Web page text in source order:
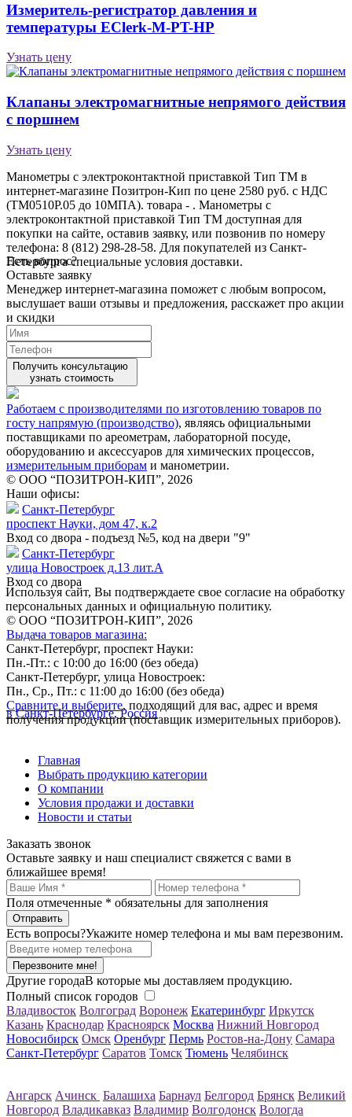
Измеритель-регистратор давления и
температуры EClerk-M-PT-HP
Узнать цену
Клапаны электро­маг­нит­ные непря­мо­го дейст­вия
с порш­нем
Узнать цену
Манометры с электроконтактной приставкой Тип ТМ в
интернет-магазине Позитрон-Кип по цене 2580 руб. с НДС
(ТМ0510Р.05 до 10МПА). товара - . Манометры с
электроконтактной приставкой Тип ТМ доступная для
покупки на сайте, оставив заявку, или позвонив по номеру
телефона: 8 (812) 298-28-58. Для покупателей из Санкт-
Петербурга специальные условия доставки.
Есть вопрос?
Оставьте заявку
Менеджер интернет-магазина поможет с любым вопросом,
выслушает ваши отзывы и предложения, расскажет про акции
и скидки
Получить консультацию
узнать стоимость
Работаем с производителями по изготовлению товаров по
госту напрямую (производство), являясь официальными
поставщиками по ареометрам, лабораторной посуде,
оборудованию и аксессуаров для химических процессов,
измерительным приборам и манометрии.
© ООО “ПОЗИТРОН-КИП”, 2026
Наши офисы:
Санкт-Петербург
проспект Науки, дом 47, к.2
Вход со двора - подъезд №5, код на двери "9"
Санкт-Петербург
улица Новостроек д.13 лит.А
Вход со двора
Используя сайт, Вы подтверждаете свое согласие на обработку
персональных данных и официальную политику.
© ООО “ПОЗИТРОН-КИП”, 2026
Выдача товаров магазина:
Санкт-Петербург, проспект Науки:
Пн.-Пт.: с 10:00 до 16:00 (без обеда)
Санкт-Петербург, улица Новостроек:
Пн., Ср., Пт.: с 11:00 до 16:00 (без обеда)
Сравните и выберите, подходящий для вас, адрес и время
получения продукции (поставщик измерительных приборов).
в Санкт-Петербурге, Россия
Главная
Выбрать продукцию категории
О компании
Условия продажи и доставки
Новости и статьи
Заказать звонок
Оставьте заявку и наш специалист свяжется с вами в
ближайшее время!
Поля отмеченные * обязательны для заполнения
Есть вопросы?Укажите номер телефона и мы вам перезвоним.
Перезвоните мне!
Другие городаВ которые мы доставляем продукцию.
Полный список городов
Владивосток Волгоград Воронеж Екатеринбург Иркутск
Казань Краснодар Красноярск Москва Нижний Новгород
Новосибирск Омск Оренбург Пермь Ростов-на-Дону Самара
Санкт-Петербург Саратов Томск Тюмень Челябинск
Ангарск Ачинск Балашиха Барнаул Белгород Брянск Великий
Новгород Владикавказ Владимир Волгодонск Вологда